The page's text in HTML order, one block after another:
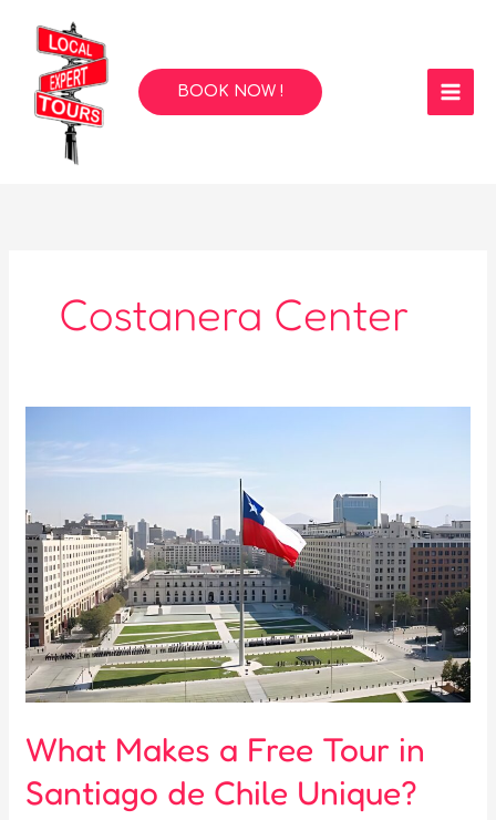
content
BOOK NOW !
Costanera Center
What Makes a Free Tour in
Santiago de Chile Unique?